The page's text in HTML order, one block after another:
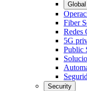
Fiber
Redes
5G
Public
Security